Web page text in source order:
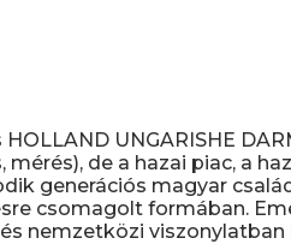
UNGARISHE
de a hazai piac, a
generációs magyar
csomagolt formában.
nemzetközi viszonylatban